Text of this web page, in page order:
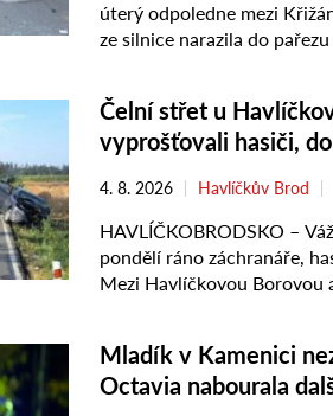
úterý odpoledne mezi
ze silnice narazila do
Čelní střet u
vyprošťovali hasiči,
4. 8. 2026 Havlíčkův Brod
HAVLÍČKOBRODSKO –
pondělí ráno záchranáře,
Mezi Havlíčkovou Borovou
Mladík v Kamenici
Octavia nabourala